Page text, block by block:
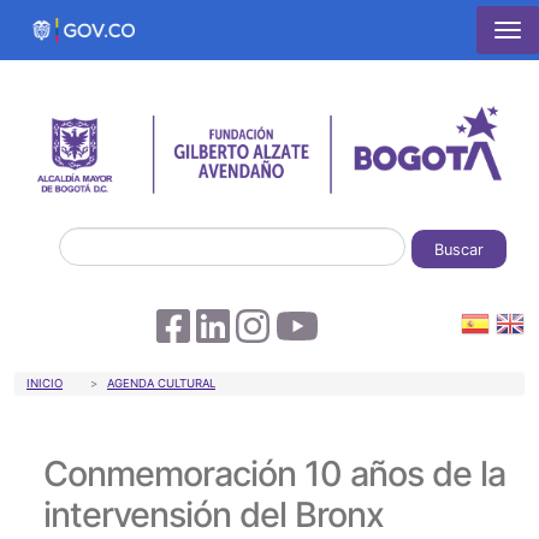
Pasar al contenido principal
Buscar
Sobrescribir enlaces de ayuda a la
INICIO AGENDA CULTURAL
Conmemoración 10 años de la
intervensión del Bronx